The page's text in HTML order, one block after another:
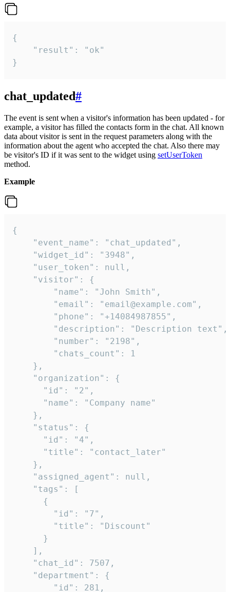
{
    "result": "ok"
}
chat_updated#
The event is sent when a visitor's information has been updated - for
example, a visitor has filled the contacts form in the chat. All known
data about visitor is sent in the request parameters along with the
information about the agent who accepted the chat. Also there may
be visitor's ID if it was sent to the widget using setUserToken
method.
Example
{
    "event_name": "chat_updated",
    "widget_id": "3948",
    "user_token": null,
    "visitor": {
        "name": "John Smith",
        "email": "email@example.com",
        "phone": "+14084987855",
        "description": "Description text",
        "number": "2198",
        "chats_count": 1
    },
    "organization": {
      "id": "2",
      "name": "Company name"
    },
    "status": {
      "id": "4",
      "title": "contact_later"
    },
    "assigned_agent": null,
    "tags": [
      {
        "id": "7",
        "title": "Discount"
      }
    ],
    "chat_id": 7507,
    "department": {
        "id": 281,